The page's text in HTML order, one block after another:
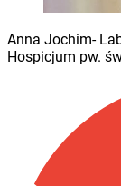
Anna Jochim-
Hospicjum pw.